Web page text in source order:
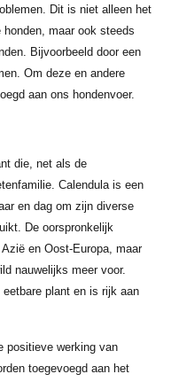
Dit is niet alleen het
maar ook steeds
Bijvoorbeeld door een
Om deze en andere
aan ons hondenvoer.
die, net als de
Calendula is een
en dag om zijn diverse
De oorspronkelijk
en Oost-Europa, maar
nauwelijks meer voor.
plant en is rijk aan
positieve werking van
toegevoegd aan het